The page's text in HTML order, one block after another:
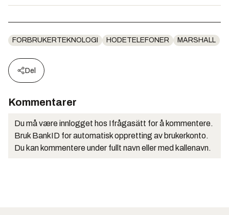
FORBRUKERTEKNOLOGI HODETELEFONER MARSHALL
Del
Kommentarer
Du må være innlogget hos Ifrågasätt for å kommentere.
Bruk BankID for automatisk oppretting av brukerkonto.
Du kan kommentere under fullt navn eller med kallenavn.